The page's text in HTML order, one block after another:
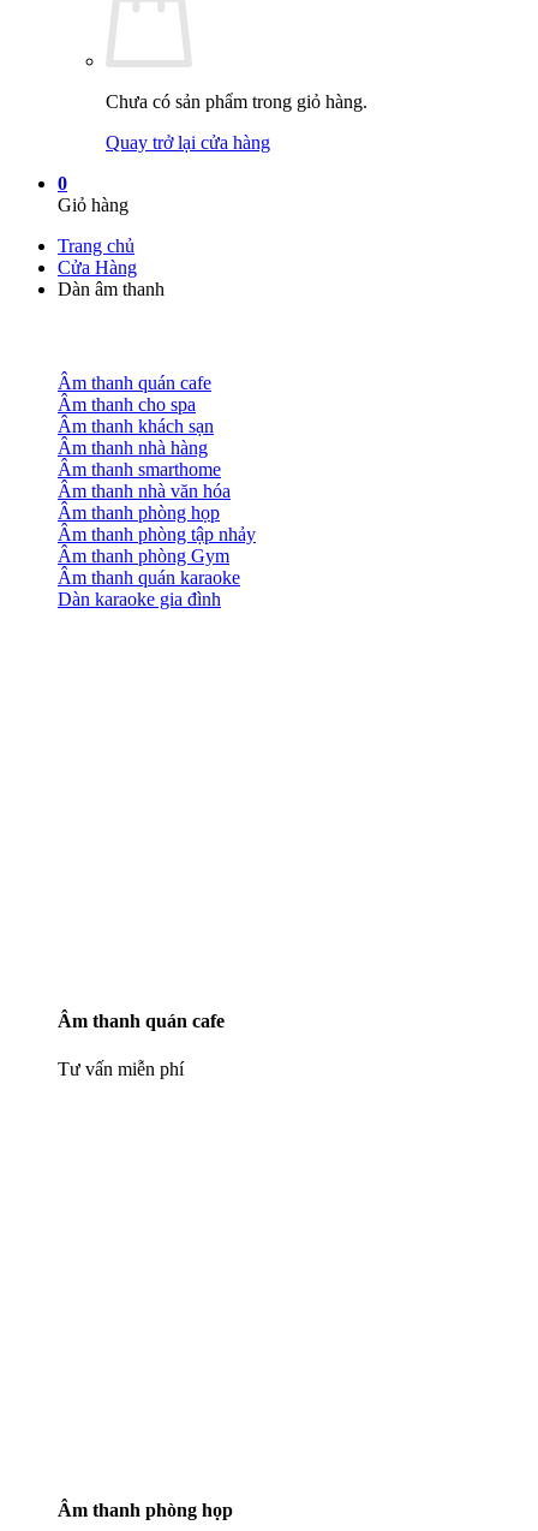
Chưa có sản phẩm trong giỏ hàng.
Quay trở lại cửa hàng
0
Giỏ hàng
Trang chủ
Cửa Hàng
Dàn âm thanh
Âm thanh quán cafe
Âm thanh cho spa
Âm thanh khách sạn
Âm thanh nhà hàng
Âm thanh smarthome
Âm thanh nhà văn hóa
Âm thanh phòng họp
Âm thanh phòng tập nhảy
Âm thanh phòng Gym
Âm thanh quán karaoke
Dàn karaoke gia đình
Âm thanh quán cafe
Tư vấn miễn phí
Âm thanh phòng họp